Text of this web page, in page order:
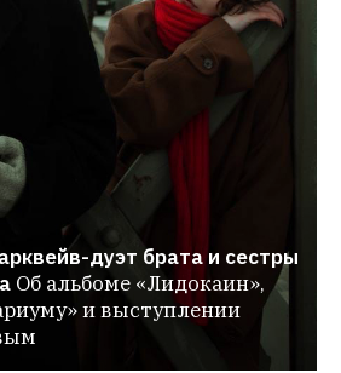
дуэт брата и сестры
Об альбоме «Лидокаин»,
и выступлении